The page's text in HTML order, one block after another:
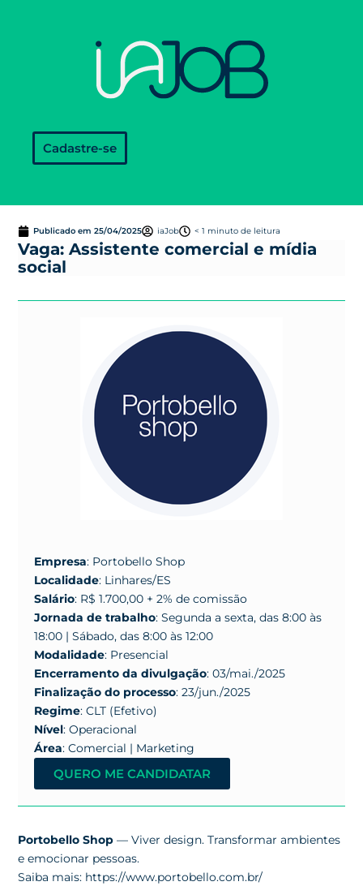
Cadastre-se
Publicado em 25/04/2025 iaJob < 1 minuto de leitura
Vaga: Assistente comercial e mídia
social
Empresa: Portobello Shop
Localidade: Linhares/ES
Salário: R$ 1.700,00 + 2% de comissão
Jornada de trabalho: Segunda a sexta, das 8:00 às
18:00 | Sábado, das 8:00 às 12:00
Modalidade: Presencial
Encerramento da divulgação: 03/mai./2025
Finalização do processo: 23/jun./2025
Regime: CLT (Efetivo)
Nível: Operacional
Área: Comercial | Marketing
QUERO ME CANDIDATAR
Portobello Shop — Viver design. Transformar ambientes
e emocionar pessoas.
Saiba mais: https://www.portobello.com.br/